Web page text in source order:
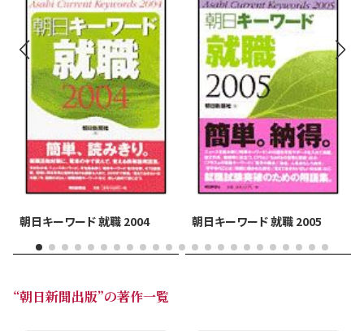
朝日キーワード 就職 2004 朝日キーワード 就職 2005
“朝日新聞出版”の著作一覧